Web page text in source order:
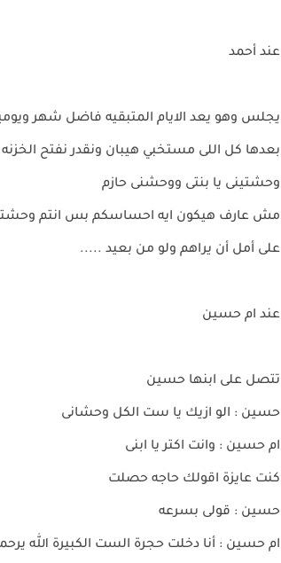
عند أحمد
يجلس وهو يعد الايام المتبقيه فاضل شهر
بعدها كل اللى مستخبي هيبان ونقدر نفتح الخزنه
وحشتينى يا بنتى ووحشنى حازم
مش عارف هيكون ايه احساسكم بس انتم
على أمل أن يراهم ولو من بعيد .....
عند ام حسين
تتصل على ابنها حسين
حسين : الو ازيك يا ست الكل وحشانى
ام حسين : وانت اكتر يا ابنى
كنت عايزة اقولك حاجه حصلت
حسين : قولى بسرعه
ام حسين : أنا دخلت حجرة الست الكبيرة الله